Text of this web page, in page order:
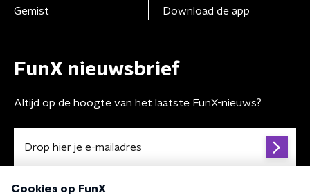
Gemist
Download de app
FunX nieuwsbrief
Altijd op de hoogte van het laatste FunX-nieuws?